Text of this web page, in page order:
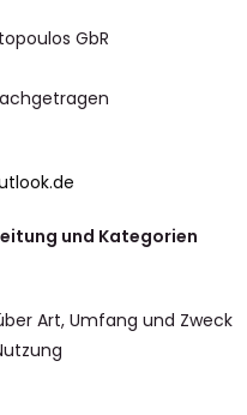
GbR
und Kategorien
Art, Umfang und Zweck